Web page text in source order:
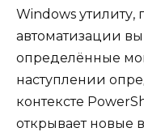
Windows
автоматизации
определённые
наступлении
контексте
открывает новые